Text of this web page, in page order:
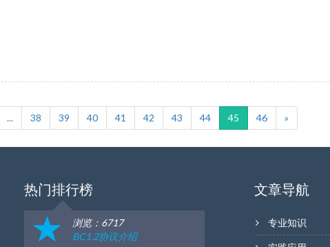
... 38 39 40 41 42 43 44 45 46 »
热门排行榜
浏览：6717
BC1.2协议介绍
文章导航
专业知识